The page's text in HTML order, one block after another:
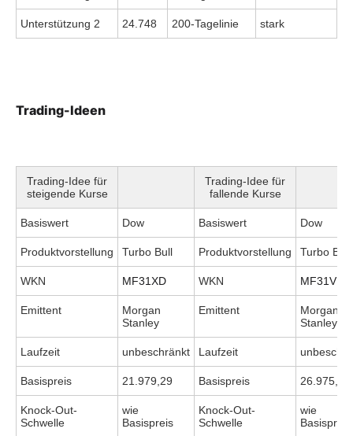
Unterstützung 2 24.748 200-Tagelinie stark
Trading-Ideen
Trading-Idee für
steigende Kurse
Trading-Idee für
fallende Kurse
Basiswert Dow Basiswert Dow
Produktvorstellung Turbo Bull Produktvorstellung Turbo
WKN MF31XD WKN MF31V1
Emittent
Morgan
Stanley
Emittent
Morgan
Stanley
Laufzeit unbeschränkt Laufzeit
Basispreis 21.979,29 Basispreis 26.975,32
Knock-Out-
Schwelle
wie
Basispreis
Knock-Out-
Schwelle
wie
Basispreis